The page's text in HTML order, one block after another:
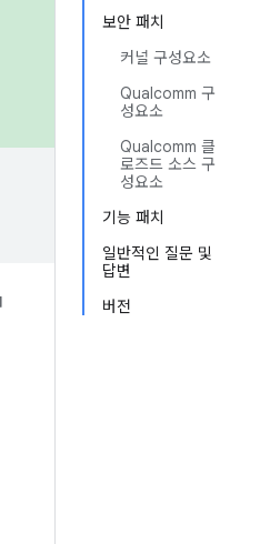
보안 패치
커널 구성요소
Qualcomm 구
성요소
Qualcomm 클
로즈드 소스 구
성요소
기능 패치
일반적인 질문 및
답변
버전